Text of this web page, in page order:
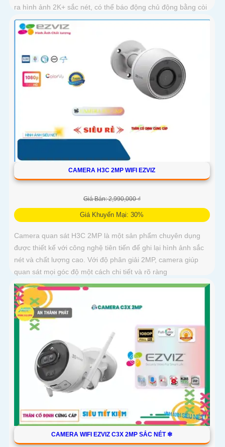
ra hình ảnh 2K+ sắc nét, có thể báo động chủ động bằng còi
và đèn
CAMERA H3C 2MP WIFI EZVIZ
Giá Bán: 2,990,000 ₫
Giá Khuyến Mại: 30%
Camera quan sát H3C 2MP là một sản phẩm chuyên dụng
được thiết kế với công nghệ tiên tiến để ghi lại hình ảnh sắc
nét và chất lượng cao. Với độ phân giải 2MP, camera giúp
quan sát mọi góc độ một cách chi tiết và rõ ràng
CAMERA WIFI EZVIZ C3X 2MP SẮC NÉT ❇